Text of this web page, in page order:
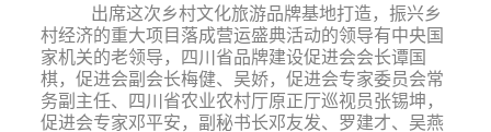
出席这次乡村文化旅游品牌基地打造，振兴乡
村经济的重大项目落成营运盛典活动的领导有中央国
家机关的老领导，四川省品牌建设促进会会长谭国
棋，促进会副会长梅健、吴娇，促进会专家委员会常
务副主任、四川省农业农村厅原正厅巡视员张锡坤，
促进会专家邓平安，副秘书长邓友发、罗建才、吴燕